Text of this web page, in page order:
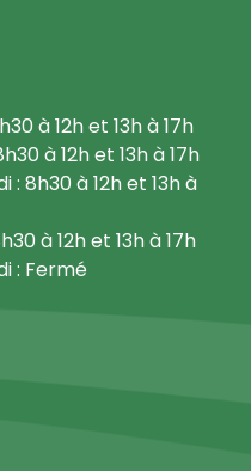
à 12h et 13h à 17h
à 12h et 13h à 17h
: 8h30 à 12h et 13h à
à 12h et 13h à 17h
: Fermé